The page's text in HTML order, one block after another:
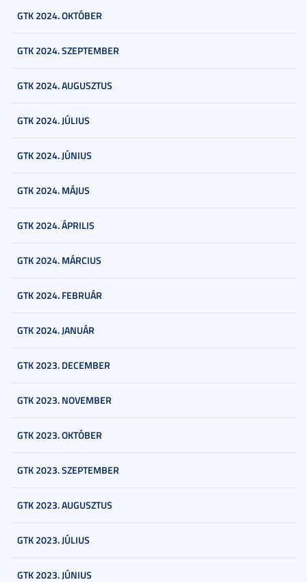
GTK 2024. OKTÓBER
GTK 2024. SZEPTEMBER
GTK 2024. AUGUSZTUS
GTK 2024. JÚLIUS
GTK 2024. JÚNIUS
GTK 2024. MÁJUS
GTK 2024. ÁPRILIS
GTK 2024. MÁRCIUS
GTK 2024. FEBRUÁR
GTK 2024. JANUÁR
GTK 2023. DECEMBER
GTK 2023. NOVEMBER
GTK 2023. OKTÓBER
GTK 2023. SZEPTEMBER
GTK 2023. AUGUSZTUS
GTK 2023. JÚLIUS
GTK 2023. JÚNIUS